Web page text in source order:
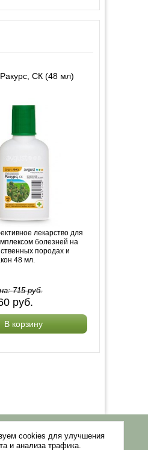
СК (48 мл)
лекарство для
болезней на
породах и
48 мл.
715руб.
руб.
В корзину
cookies для улучшения
и анализа трафика.